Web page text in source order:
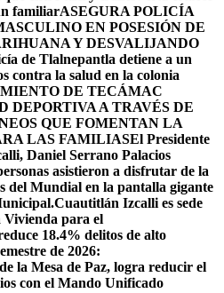
familiarASEGURA POLICÍA
EN POSESIÓN DE
Y DESVALIJANDO
de Tlalnepantla detiene a un
contra la salud en la colonia
DE TECÁMAC
A TRAVÉS DE
QUE FOMENTAN LA
LAS FAMILIASEl Presidente
Daniel Serrano Palacios
asistieron a disfrutar de la
del Mundial en la pantalla gigante
Cuautitlán Izcalli es sede
Vivienda para el
18.4% delitos de alto
de 2026:
la Mesa de Paz, logra reducir el
con el Mando Unificado